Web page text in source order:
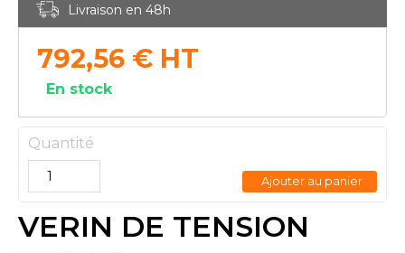
VERIN DE TENSION
Livraison en 48h
792,56 € HT
En stock
Quantité
Ajouter au panier